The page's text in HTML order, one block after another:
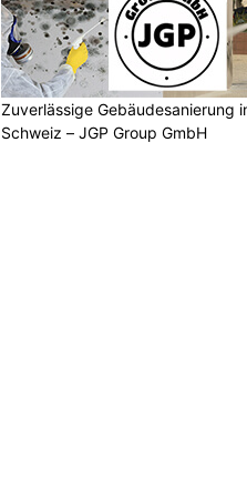
Zuverlässige Gebäudesanierung
Schweiz – JGP Group GmbH